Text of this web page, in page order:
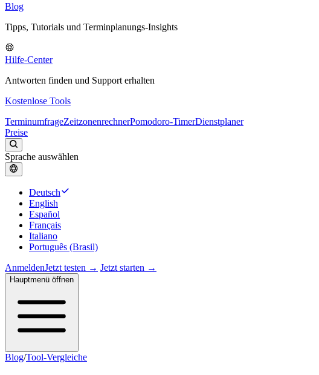
Blog
Tipps, Tutorials und Terminplanungs-Insights
Hilfe-Center
Antworten finden und Support erhalten
Kostenlose Tools
TerminumfrageZeitzonenrechnerPomodoro-TimerDienstplaner
Preise
Sprache auswählen
Deutsch
English
Español
Français
Italiano
Português (Brasil)
AnmeldenJetzt testen → Jetzt starten →
Hauptmenü öffnen
Blog/Tool-Vergleiche